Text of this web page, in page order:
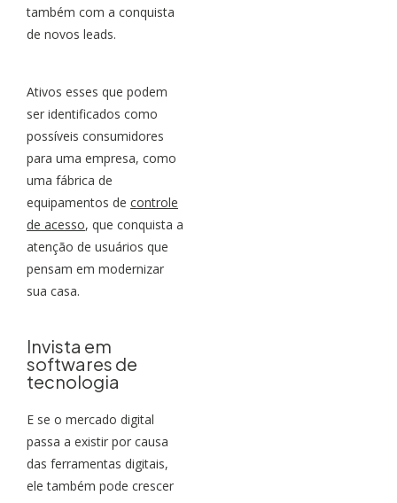
também com a conquista
de novos leads.
Ativos esses que podem
ser identificados como
possíveis consumidores
para uma empresa, como
uma fábrica de
equipamentos de controle
de acesso, que conquista a
atenção de usuários que
pensam em modernizar
sua casa.
Invista em
softwares de
tecnologia
E se o mercado digital
passa a existir por causa
das ferramentas digitais,
ele também pode crescer